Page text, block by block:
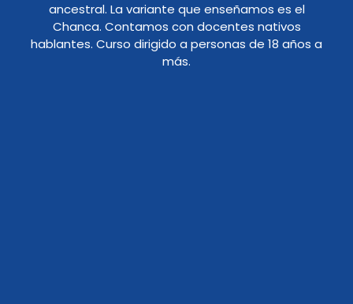
ancestral. La variante que enseñamos es el
Chanca. Contamos con docentes nativos
hablantes. Curso dirigido a personas de 18 años a
más.